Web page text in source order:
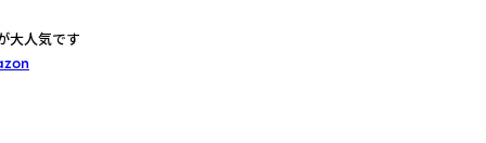
大人気です